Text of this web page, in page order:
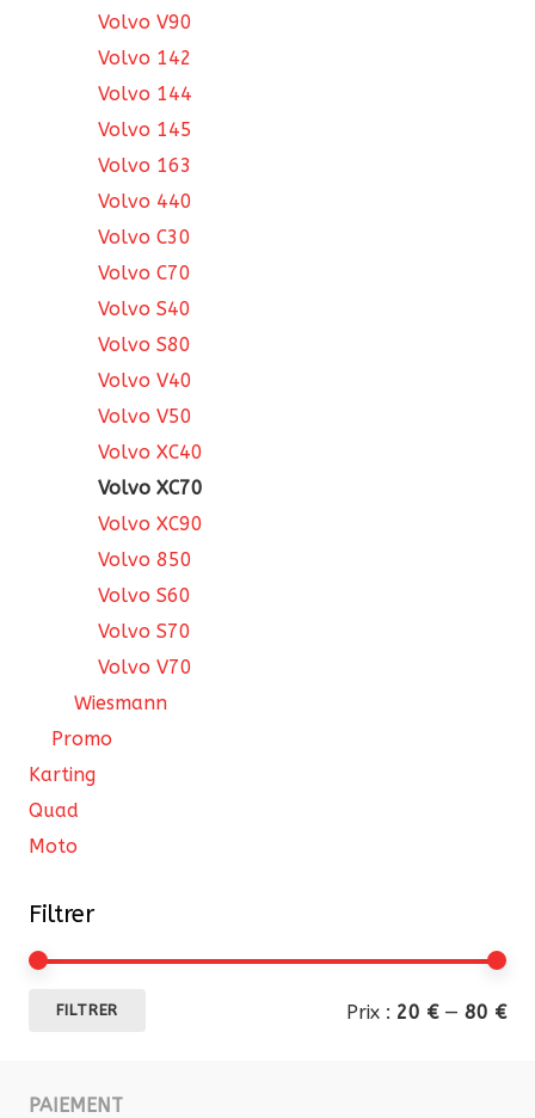
Volvo V90
Volvo 142
Volvo 144
Volvo 145
Volvo 163
Volvo 440
Volvo C30
Volvo C70
Volvo S40
Volvo S80
Volvo V40
Volvo V50
Volvo XC40
Volvo XC70
Volvo XC90
Volvo 850
Volvo S60
Volvo S70
Volvo V70
Wiesmann
Promo
Karting
Quad
Moto
Filtrer
FILTRER Prix : 20 €— 80 €
PAIEMENT